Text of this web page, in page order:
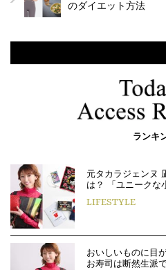
のダイエット方法
ランキ
元タカラジェンヌ
は？ 「ユニークな
LIFESTYLE
おいしいものに目
お寿司は断然生派